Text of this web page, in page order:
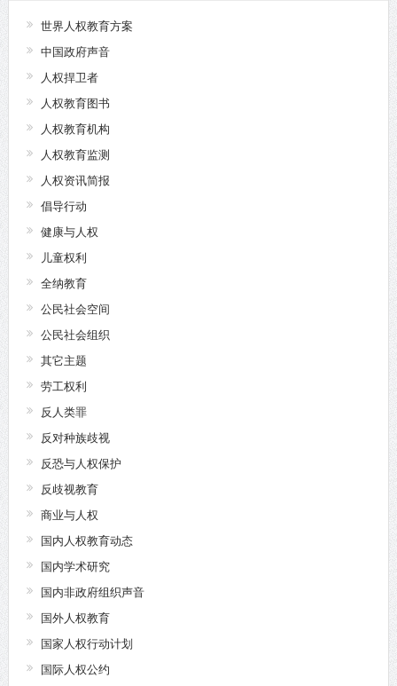
世界人权教育方案
中国政府声音
人权捍卫者
人权教育图书
人权教育机构
人权教育监测
人权资讯简报
倡导行动
健康与人权
儿童权利
全纳教育
公民社会空间
公民社会组织
其它主题
劳工权利
反人类罪
反对种族歧视
反恐与人权保护
反歧视教育
商业与人权
国内人权教育动态
国内学术研究
国内非政府组织声音
国外人权教育
国家人权行动计划
国际人权公约